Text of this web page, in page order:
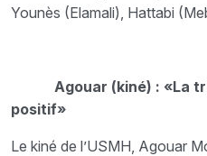
Younès (Elamali), Hattabi
Agouar (kiné) : «La
positif»
Le kiné de l’USMH, Agouar